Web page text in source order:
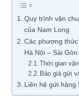
Quy trình vận
của Nam Long
Các phương
Hà Nội – Sài Gòn
Thời gian
Báo giá gửi
Liên hệ gửi hàng